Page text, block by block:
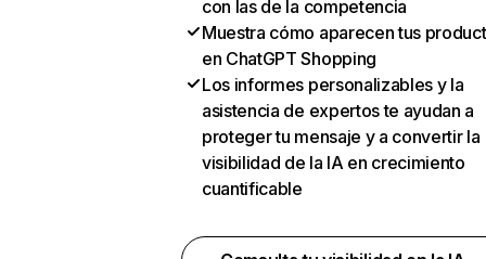
con las de la competencia
Muestra cómo aparecen tus
en ChatGPT Shopping
Los informes personalizables y la
asistencia de expertos te ayudan a
proteger tu mensaje y a convertir la
visibilidad de la IA en crecimiento
cuantificable